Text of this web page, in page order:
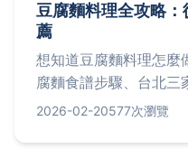
豆腐麵料理全攻略
薦
想知道豆腐麵料理怎麼
腐麵食譜步驟、台北三
問題，讓你輕鬆享受健
2026-02-20577次瀏覽